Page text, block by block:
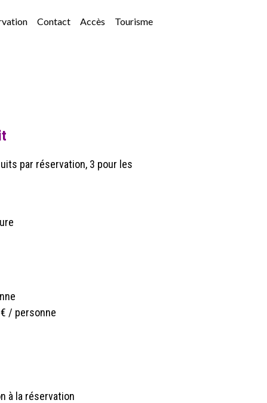
Contact Accès Tourisme
par réservation, 3 pour les
/ personne
à la réservation